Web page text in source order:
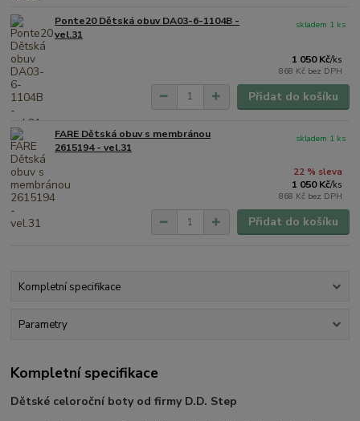
Ponte20 Dětská obuv DA03-6-1104B -
vel.31
1 050 Kč/ks
868 Kč bez DPH
skladem 1 ks
Přidat do košíku
FARE Dětská obuv s membránou
2615194 - vel.31
22 % sleva
1 050 Kč/ks
868 Kč bez DPH
skladem 1 ks
Přidat do košíku
Kompletní specifikace
Parametry
Kompletní specifikace
Dětské celoroční boty od firmy D.D. Step